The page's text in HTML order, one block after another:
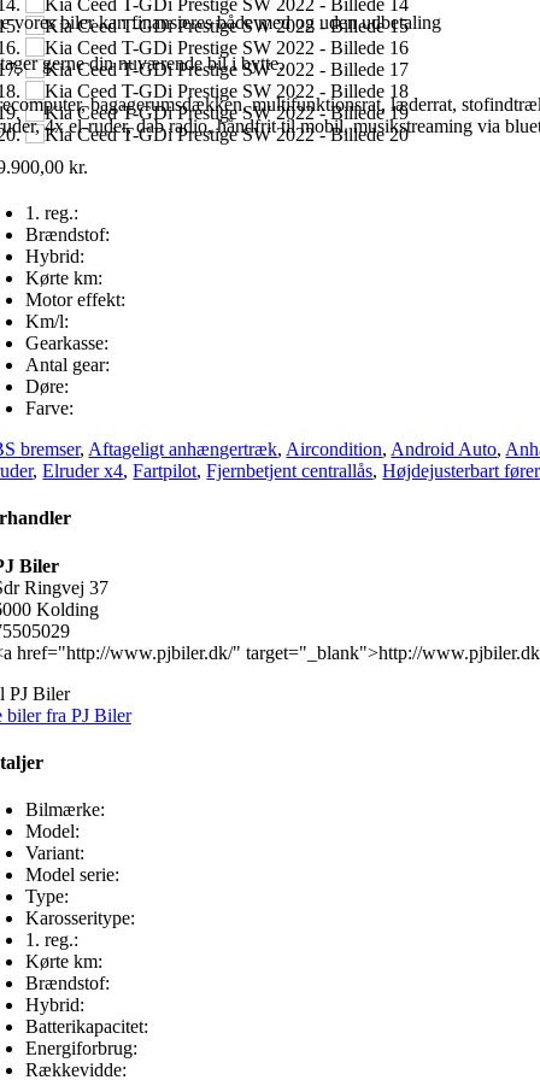
vores biler kan finansieres både med og uden udbetaling
gerne din nuværende bil i bytte.
bagagerumsdækken, multifunktionsrat, læderrat,
4x el-ruder, dab radio, håndfrit til mobil, musikstreaming via
kr.
1. reg.:
Brændstof:
Hybrid:
Kørte km:
Motor effekt:
Km/l:
Gearkasse:
Antal gear:
Døre:
Farve:
bremser, Aftageligt anhængertræk, Aircondition, Android Auto,
,Elruder x4,Fartpilot,Fjernbetjent centrallås,Højdejusterbart
Biler
Ringvej 37
Kolding
href="http://www.pjbiler.dk/" target="_blank">http://
PJ Biler
biler fra PJ Biler
Bilmærke:
Model:
Variant:
Model serie:
Type:
Karosseritype:
1. reg.:
Kørte km:
Brændstof:
Hybrid:
Batterikapacitet:
Energiforbrug:
Rækkevidde: